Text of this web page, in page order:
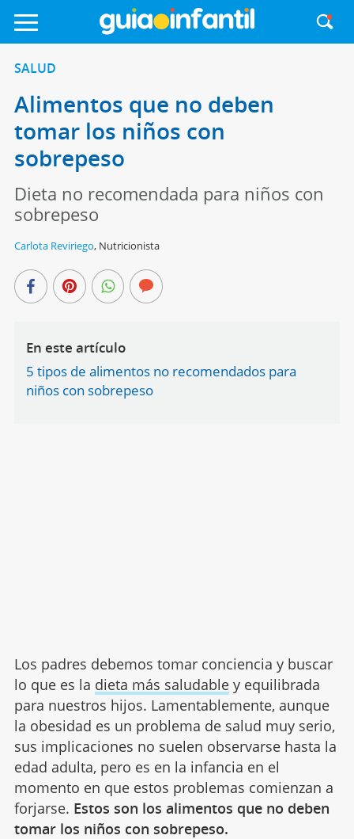
SALUD
Alimentos que no deben
tomar los niños con
sobrepeso
Dieta no recomendada para niños con
sobrepeso
Carlota Reviriego, Nutricionista
En este artículo
5 tipos de alimentos no recomendados para
niños con sobrepeso
Los padres debemos tomar conciencia y buscar
lo que es la dieta más saludabley equilibrada
para nuestros hijos. Lamentablemente, aunque
la obesidad es un problema de salud muy serio,
sus implicaciones no suelen observarse hasta la
edad adulta, pero es en la infancia en el
momento en que estos problemas comienzan a
forjarse. Estos son los alimentos que no deben
tomar los niños con sobrepeso.